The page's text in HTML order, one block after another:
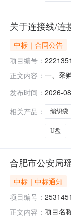
关于连接线/连
中标｜合同公告
项目编号：
正文内容： 一、采
线器一
发布时间： 2026-
相关产品：
编织袋
U盘
合肥市公安局
中标｜中标通知
项目编号：
正文内容： 项目名